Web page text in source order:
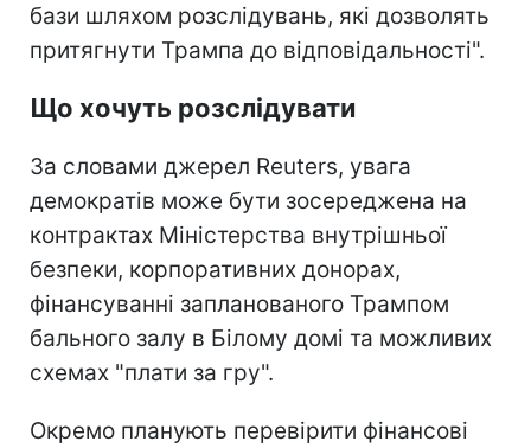
бази шляхом розслідувань, які дозволять
притягнути Трампа до відповідальності".
Що хочуть розслідувати
За словами джерел Reuters, увага
демократів може бути зосереджена на
контрактах Міністерства внутрішньої
безпеки, корпоративних донорах,
фінансуванні запланованого Трампом
бального залу в Білому домі та можливих
схемах "плати за гру".
Окремо планують перевірити фінансові